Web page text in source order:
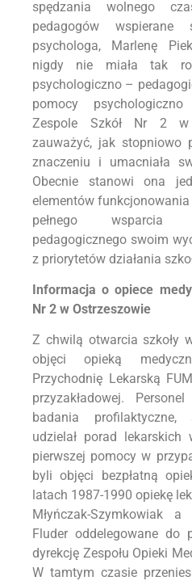
spędzania wolnego
pedagogów
psychologa, Marlenę
nigdy nie miała tak
psychologiczno –
pomocy
Zespole Szkół Nr 2 w
zauważyć, jak stopniowo
znaczeniu i umacniała
Obecnie stanowi ona
elementów
pełnego wsparcia
pedagogicznego swoim
z priorytetów działania
Informacja o opiece
Nr 2 w Ostrzeszowie
Z chwilą otwarcia szkoły
objęci opieką
Przychodnię Lekarską
przyzakładowej.
badania profilaktyczne,
udzielał porad
pierwszej pomocy w
byli objęci bezpłatną
latach 1987-1990 opiekę
Młyńczak-Szymkowiak
Fluder oddelegowane do
dyrekcję Zespołu Opieki
W tamtym czasie